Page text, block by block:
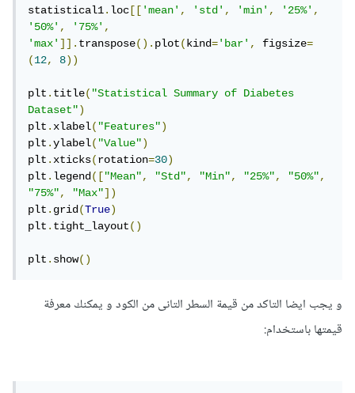
statistical1.loc[['mean', 'std', 'min', '25%',
'50%', '75%',
'max']].transpose().plot(kind='bar', figsize=
(12, 8))
plt.title("Statistical Summary of Diabetes
Dataset")
plt.xlabel("Features")
plt.ylabel("Value")
plt.xticks(rotation=30)
plt.legend(["Mean", "Std", "Min", "25%", "50%",
"75%", "Max"])
plt.grid(True)
plt.tight_layout()
plt.show()
و يجب ايضا التاكد من قيمة السطر التانى من الكود و يمكنك معرفة
قيمتها باستخدام: